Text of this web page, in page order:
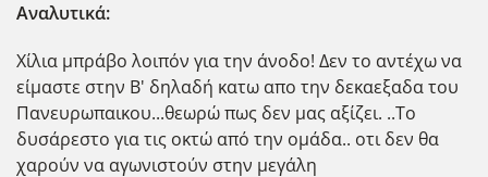
Αναλυτικά:
Χίλια μπράβο λοιπόν για την άνοδο! Δεν το αντέχω να
είμαστε στην Β' δηλαδή κατω απο την δεκαεξαδα του
Πανευρωπαικου...θεωρώ πως δεν μας αξίζει. ..Το
δυσάρεστο για τις οκτώ από την ομάδα.. οτι δεν θα
χαρούν να αγωνιστούν στην μεγάλη